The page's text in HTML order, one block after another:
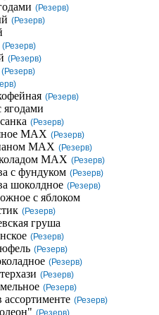
(Резерв)
(Резерв)
(Резерв)
(Резерв)
(Резерв)
(Резерв)
ягодами
(Резерв)
MAX (Резерв)
MAX (Резерв)
MAX (Резерв)
с фундуком (Резерв)
шоколдное (Резерв)
с яблоком
(Резерв)
груша
(Резерв)
(Резерв)
(Резерв)
(Резерв)
(Резерв)
(Резерв)
(Резерв)